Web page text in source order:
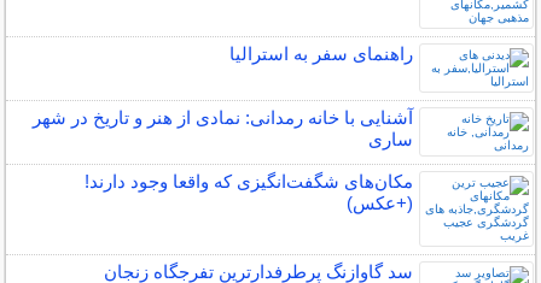
راهنمای سفر به استرالیا
آشنایی با خانه رمدانی: نمادی از هنر و تاریخ در شهر
ساری
مکان‌های شگفت‌انگیزی که واقعا وجود دارند!
(+عکس)
سد گاوازنگ پرطرفدارترین تفرجگاه زنجان